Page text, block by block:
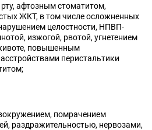
афтозным стоматитом,
ЖКТ, в том числе осложненных
целостности, НПВП-
изжогой, рвотой, угнетением
повышенным
перистальтики
помрачением
раздражительностью, нервозами,